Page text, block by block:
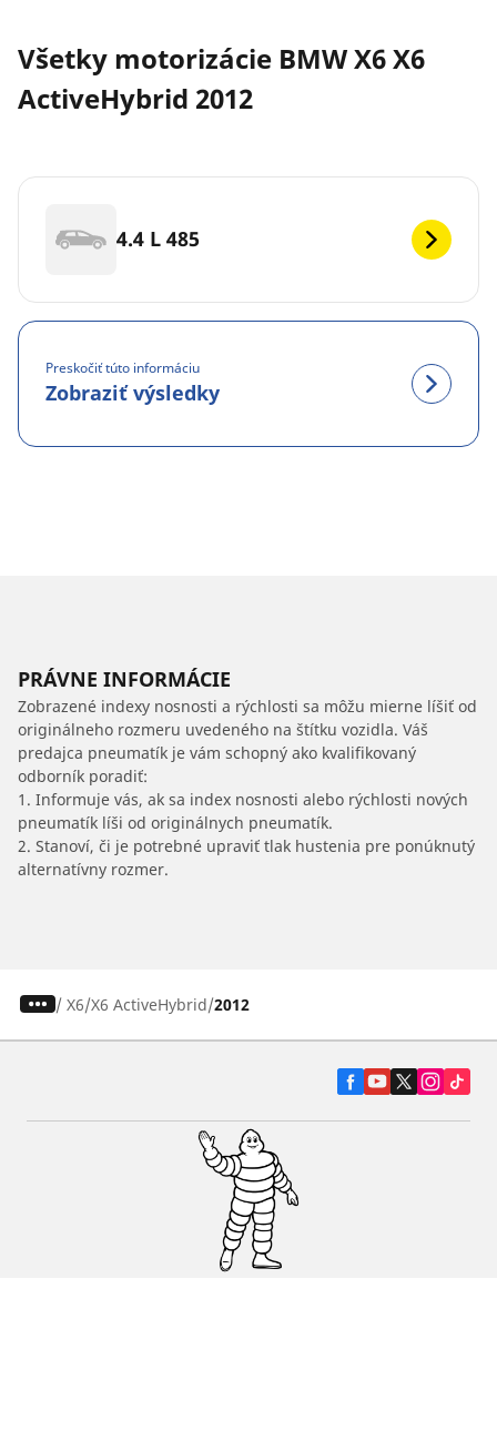
Všetky motorizácie BMW X6 X6
ActiveHybrid 2012
4.4 L 485
Preskočiť túto informáciu
Zobraziť výsledky
PRÁVNE INFORMÁCIE
Zobrazené indexy nosnosti a rýchlosti sa môžu mierne líšiť od
originálneho rozmeru uvedeného na štítku vozidla. Váš
predajca pneumatík je vám schopný ako kvalifikovaný
odborník poradiť:
1. Informuje vás, ak sa index nosnosti alebo rýchlosti nových
pneumatík líši od originálnych pneumatík.
2. Stanoví, či je potrebné upraviť tlak hustenia pre ponúknutý
alternatívny rozmer.
/ X6 X6 ActiveHybrid 2012